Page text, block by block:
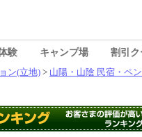
験 キャンプ場 割引ク
ン(立地)> 山陽・山陰 民宿・ペ